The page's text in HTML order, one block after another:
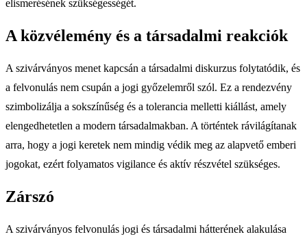
elismerésének szükségességét.
A közvélemény és a társadalmi reakciók
A szivárványos menet kapcsán a társadalmi diskurzus folytatódik, és
a felvonulás nem csupán a jogi győzelemről szól. Ez a rendezvény
szimbolizálja a sokszínűség és a tolerancia melletti kiállást, amely
elengedhetetlen a modern társadalmakban. A történtek rávilágítanak
arra, hogy a jogi keretek nem mindig védik meg az alapvető emberi
jogokat, ezért folyamatos vigilance és aktív részvétel szükséges.
Zárszó
A szivárványos felvonulás jogi és társadalmi hátterének alakulása